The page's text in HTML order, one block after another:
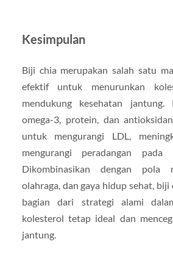
Kesimpulan
Biji chia merupakan salah satu
efektif untuk menurunkan
mendukung kesehatan jantung.
omega-3, protein, dan
untuk mengurangi LDL,
mengurangi peradangan pada
Dikombinasikan dengan pola
olahraga, dan gaya hidup sehat,
bagian dari strategi alami
kolesterol tetap ideal dan
jantung.